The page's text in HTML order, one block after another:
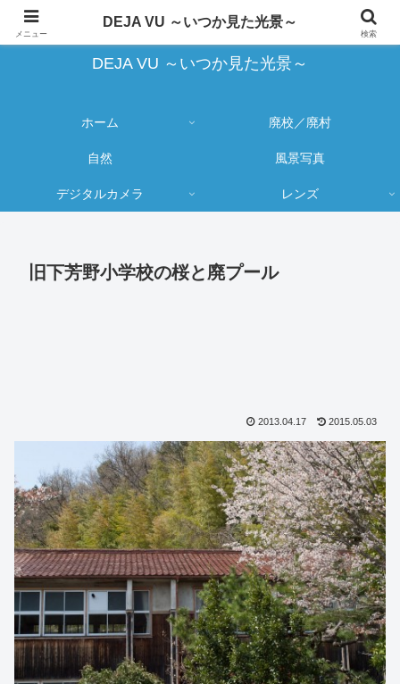
蔵出し写真の大売り出しとカメラ物欲のブログ
DEJA VU ～いつか見た光景～
ホーム 廃校／廃村
自然 風景写真
デジタルカメラ レンズ
旧下芳野小学校の桜と廃プール
2013.04.17 2015.05.03
メニュー
DEJA VU ～いつか見た光景～
検索